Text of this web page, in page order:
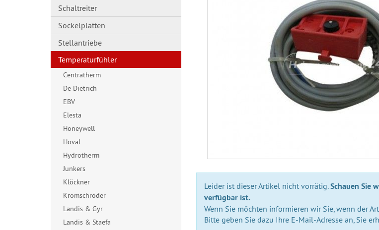
Leider ist dieser Artikel nicht vorrätig.Schauen Sie
verfügbar ist.
Wenn Sie möchten informieren wir Sie, wenn der
Bitte geben Sie dazu Ihre E-Mail-Adresse an, Sie
Schaltreiter
Sockelplatten
Stellantriebe
Temperaturfühler
Centratherm
De Dietrich
EBV
Elesta
Honeywell
Hoval
Hydrotherm
Junkers
Klöckner
Kromschröder
Landis & Gyr
Landis & Staefa